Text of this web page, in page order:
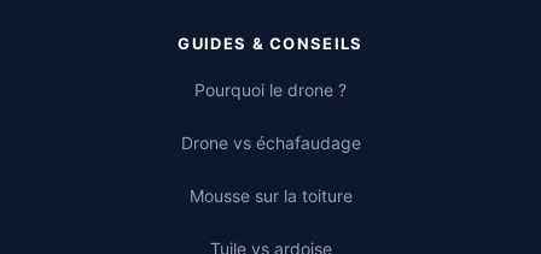
GUIDES & CONSEILS
Pourquoi le drone ?
Drone vs échafaudage
Mousse sur la toiture
Tuile vs ardoise